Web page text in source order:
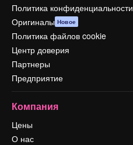
Политика конфиденциальности
Оригиналы Новое
Политика файлов cookie
Центр доверия
Партнеры
Предприятие
Компания
Цены
О нас